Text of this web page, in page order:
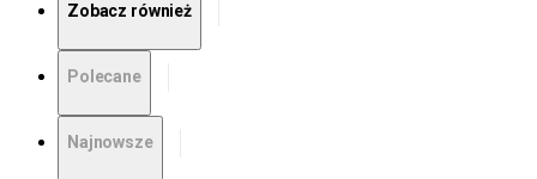
Zobacz również
Polecane
Najnowsze